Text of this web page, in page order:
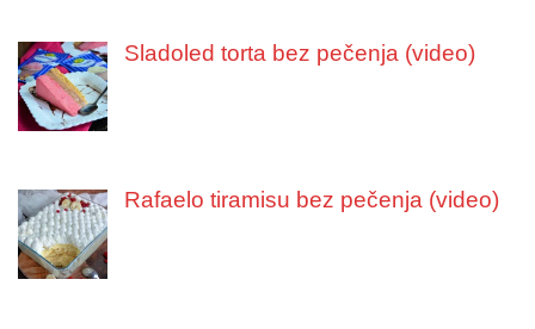
Sladoled torta bez pečenja (video)
Rafaelo tiramisu bez pečenja (video)